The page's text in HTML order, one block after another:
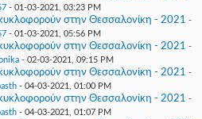
- 01-03-2021, 03:23 PM
κυκλοφορούν στην Θεσσαλονίκη - 2021 -
- 01-03-2021, 05:56 PM
κυκλοφορούν στην Θεσσαλονίκη - 2021 -
- 02-03-2021, 09:15 PM
κυκλοφορούν στην Θεσσαλονίκη - 2021 -
- 04-03-2021, 01:00 PM
κυκλοφορούν στην Θεσσαλονίκη - 2021 -
- 04-03-2021, 01:07 PM